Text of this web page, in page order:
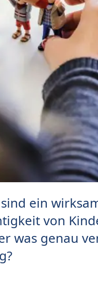
ein
von
was genau